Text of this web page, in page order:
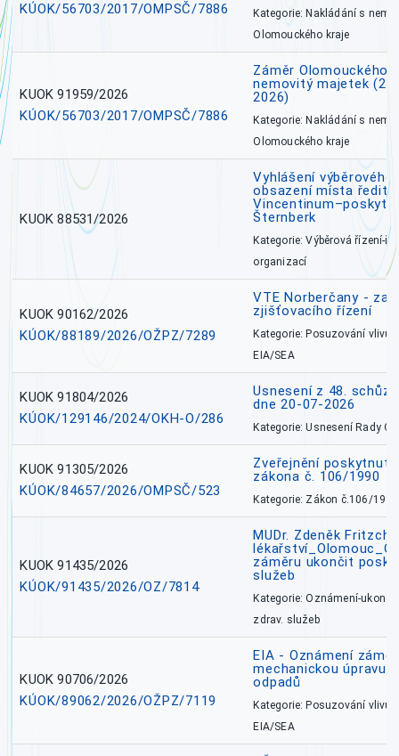
KÚOK/56703/2017/OMPSČ/7886
Kategorie: Nakládání s
Olomouckého kraje
KUOK 91959/2026
KÚOK/56703/2017/OMPSČ/7886
Záměr Olomouckého
nemovitý majetek
2026)
Kategorie: Nakládání s
Olomouckého kraje
KUOK 88531/2026
Vyhlášení výběrového
obsazení místa
Šternberk
Kategorie: Výběrová řízení-
organizací
KUOK 90162/2026
KÚOK/88189/2026/OŽPZ/7289
VTE Norberčany -
zjišťovacího řízení
Kategorie: Posuzování vlivů
EIA/SEA
KUOK 91804/2026
KÚOK/129146/2024/OKH-O/286
Usnesení z 48.
dne 20-07-2026
Kategorie: Usnesení Rady
KUOK 91305/2026
KÚOK/84657/2026/OMPSČ/523
Zveřejnění poskytnutí
zákona č. 106/1990
Kategorie: Zákon č.106/1999
KUOK 91435/2026
KÚOK/91435/2026/OZ/7814
MUDr. Zdeněk
záměru ukončit
služeb
Kategorie: Oznámení-
zdrav. služeb
KUOK 90706/2026
KÚOK/89062/2026/OŽPZ/7119
EIA - Oznámení
mechanickou úpravu
odpadů
Kategorie: Posuzování vlivů
EIA/SEA